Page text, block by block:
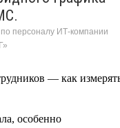
персоналу ИТ-компании
особенно